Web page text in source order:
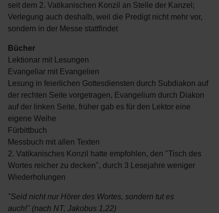
seit dem 2. Vatikanischen Konzil an Stelle der Kanzel;
Verlegung auch deshalb, weil die Predigt nicht mehr vor,
sondern in der Messe stattfindet
Bücher
Lektionar mit Lesungen
Evangeliar mit Evangelien
Lesung in feierlichen Gottesdiensten durch Subdiakon auf
der rechten Seite vorgetragen, Evangelium durch Diakon
auf der linken Seite, früher gab es für den Lektor eine
eigene Weihe
Fürbittbuch
Messbuch mit allen Texten
2. Vatikanisches Konzil hatte empfohlen, den "Tisch des
Wortes reicher zu decken", durch 3 Lesejahre weniger
Wiederholungen
"Seid nicht nur Hörer des Wortes, sondern tut es
auch!" (nach NT, Jakobus 1,22)